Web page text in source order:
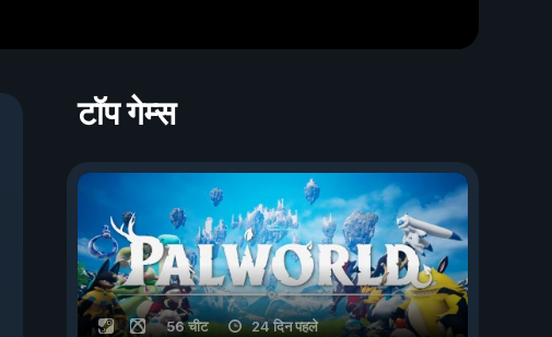
टॉप गेम्स
56 चीट 24 दिन पहले